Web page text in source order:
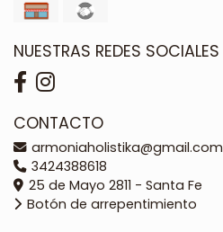
NUESTRAS REDES SOCIALES
CONTACTO
armoniaholistika@gmail.com
3424388618
25 de Mayo 2811 - Santa Fe
Botón de arrepentimiento